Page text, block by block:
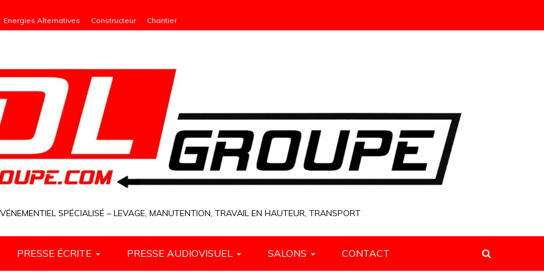
Energies Alternatives Constructeur Chantier
SPÉCIALISÉ – LEVAGE, MANUTENTION, TRAVAIL EN HAUTEUR, TRANSPORT
PRESSE ÉCRITE PRESSE AUDIOVISUEL SALONS CONTACT